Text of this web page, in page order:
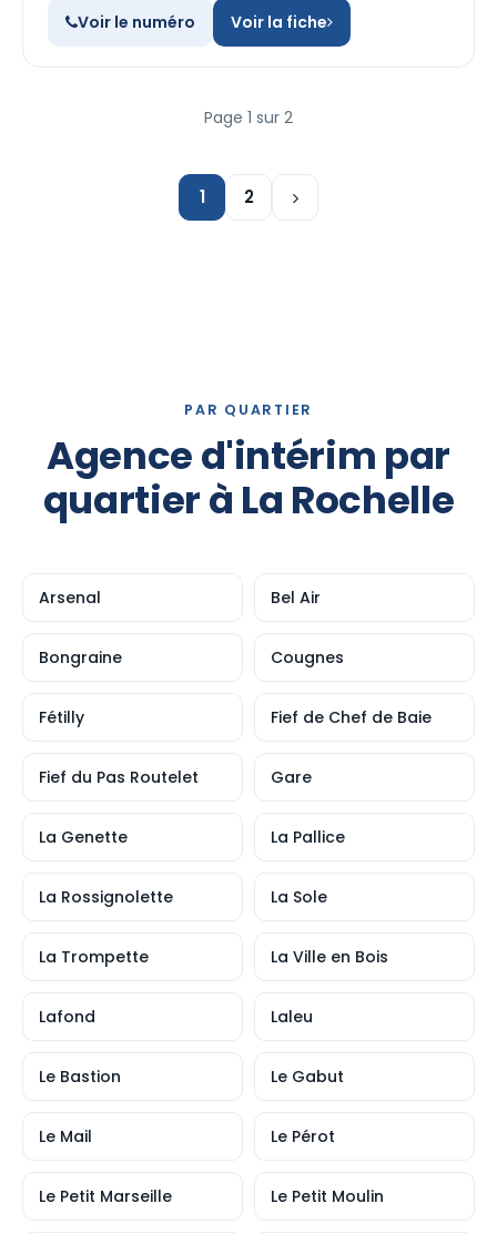
Voir le numéro Voir la fiche
Page 1 sur 2
1 2
PAR QUARTIER
Agence d'intérim par
quartier à La Rochelle
Arsenal Bel Air
Bongraine Cougnes
Fétilly Fief de Chef de Baie
Fief du Pas Routelet Gare
La Genette La Pallice
La Rossignolette La Sole
La Trompette La Ville en Bois
Lafond Laleu
Le Bastion Le Gabut
Le Mail Le Pérot
Le Petit Marseille Le Petit Moulin